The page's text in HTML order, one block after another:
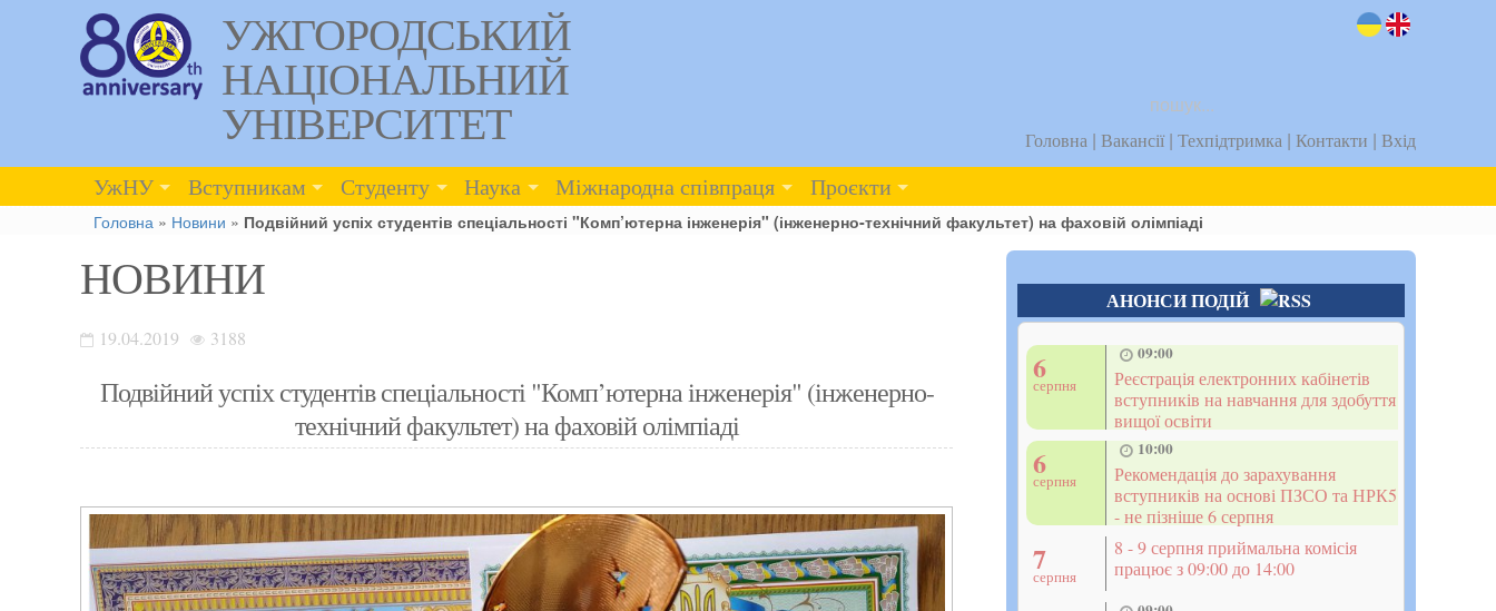
УЖГОРОДСЬКИЙ
НАЦІОНАЛЬНИЙ
УНІВЕРСИТЕТ Головна | Вакансії| Техпідтримка | Контакти | Вхід
УжНУ Вступникам Студенту Наука Міжнародна співпраця Проєкти
Головна » Новини » Подвійний успіх студентів спеціальності "Комп’ютерна інженерія" (інженерно-технічний факультет) на фаховій олімпіаді
НОВИНИ
19.04.2019 3188
Подвійний успіх студентів спеціальності "Комп’ютерна інженерія" (інженерно-
технічний факультет) на фаховій олімпіаді
АНОНСИ ПОДІЙ
6
серпня
09:00
Реєстрація електронних кабінетів
вступників на навчання для здобуття
вищої освіти
6
серпня
10:00
Рекомендація до зарахування
вступників на основі ПЗСО та НРК5
- не пізніше 6 серпня
7
серпня
8 - 9 серпня приймальна комісія
працює з 09:00 до 14:00